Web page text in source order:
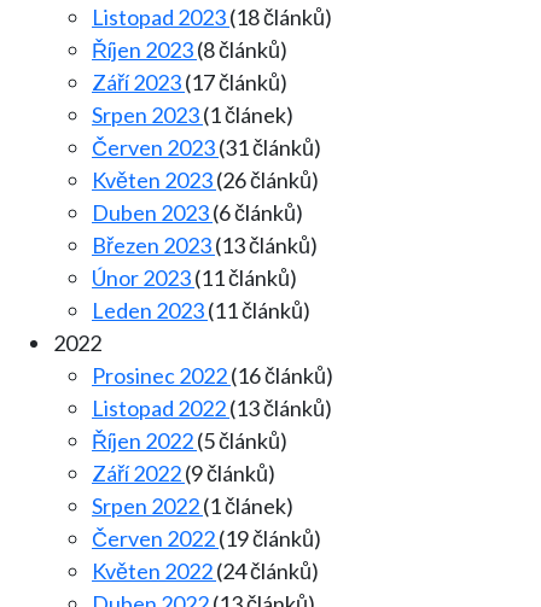
Listopad 2023(18 článků)
Říjen 2023(8 článků)
Září 2023(17 článků)
Srpen 2023(1 článek)
Červen 2023(31 článků)
Květen 2023(26 článků)
Duben 2023(6 článků)
Březen 2023(13 článků)
Únor 2023(11 článků)
Leden 2023(11 článků)
2022
Prosinec 2022(16 článků)
Listopad 2022(13 článků)
Říjen 2022(5 článků)
Září 2022(9 článků)
Srpen 2022(1 článek)
Červen 2022(19 článků)
Květen 2022(24 článků)